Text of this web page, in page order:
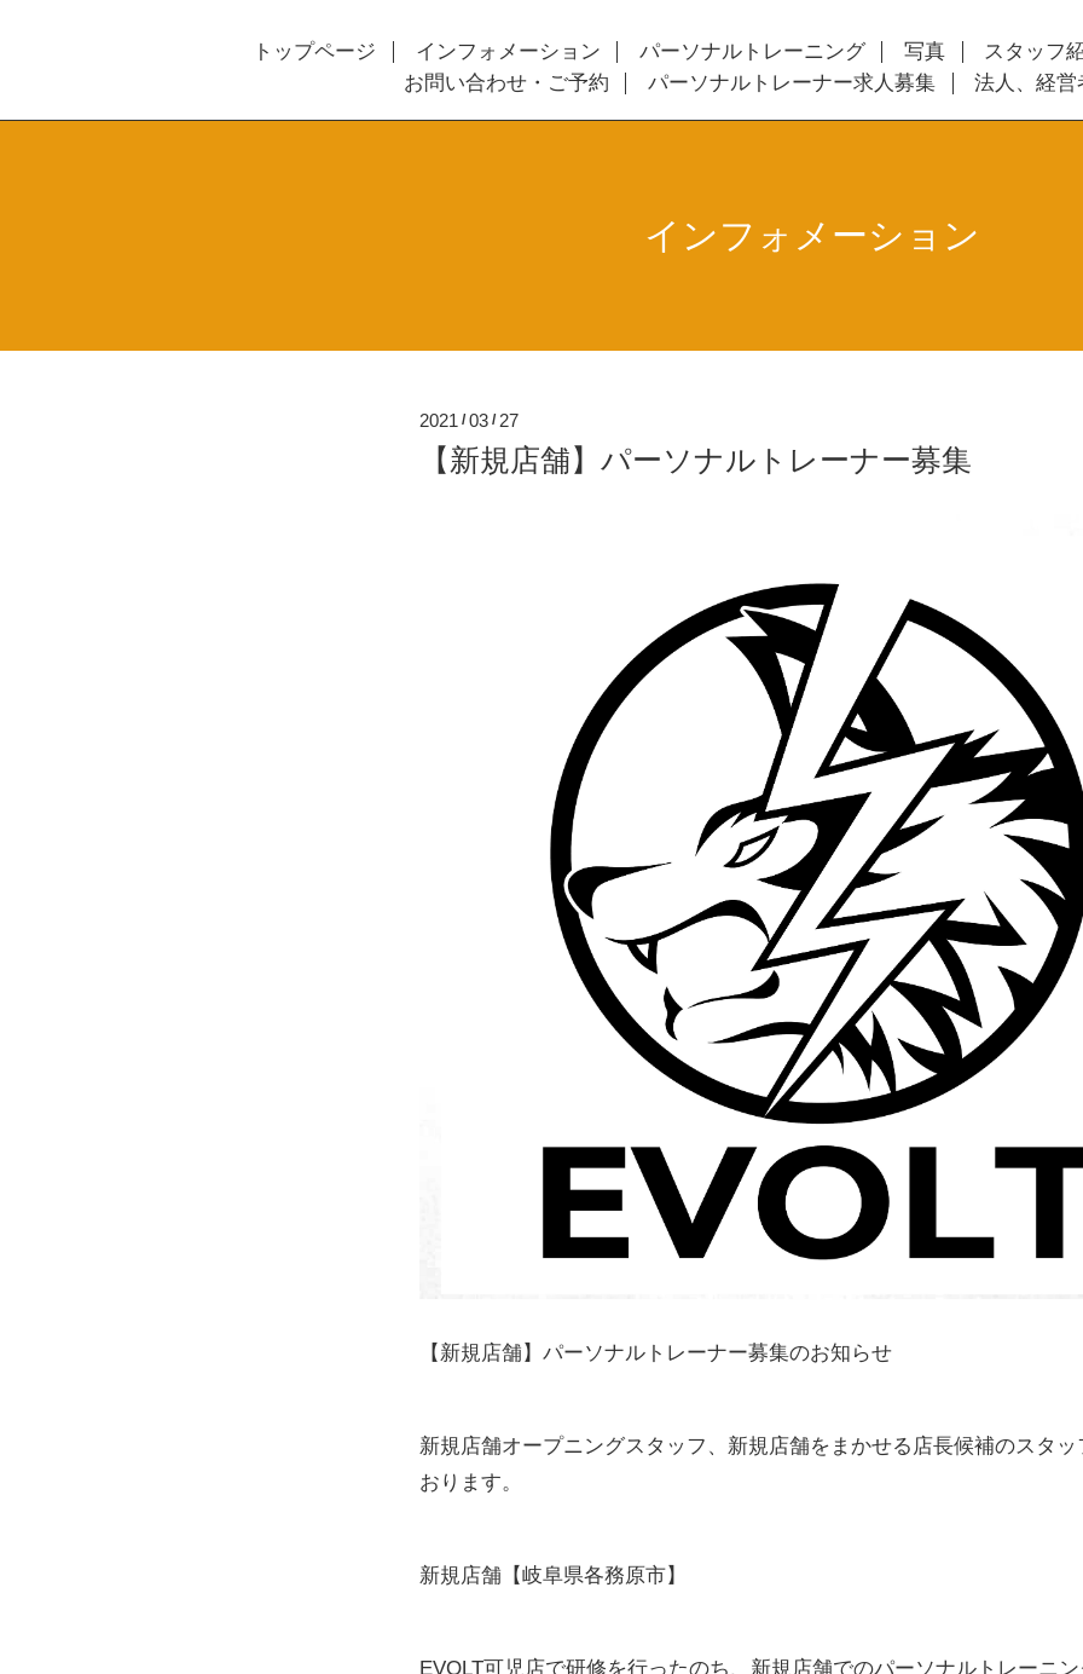
トップページ インフォメーション パーソナルトレーニング 写真
スタッフ
お問い合わせ・ご予約
パーソナルトレーナー求人募集 法人、経
インフォメーション
2021 /03 / 27
【新規店舗】パーソナルトレーナー募集
【新規店舗】パーソナルトレーナー募集のお知らせ
新規店舗オープニングスタッフ、新規店舗をまかせる店長候補のスタ
おります。
新規店舗【岐阜県各務原市】
EVOLT可児店で研修を行ったのち、新規店舗でのパーソナルトレーニ